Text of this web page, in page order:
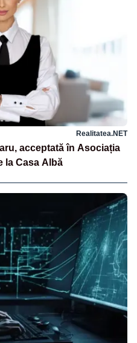
Realitatea.NET
acceptată în Asociația
la Casa Albă